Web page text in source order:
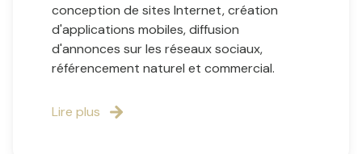
conception de sites Internet, création
d'applications mobiles, diffusion
d'annonces sur les réseaux sociaux,
référencement naturel et commercial.
Lire plus